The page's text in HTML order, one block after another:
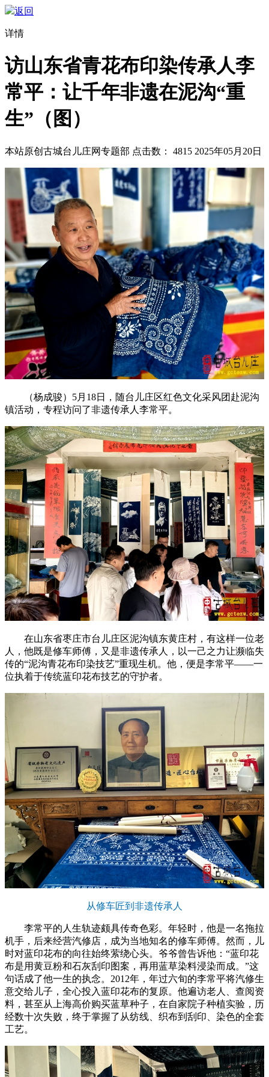
返回
详情
访山东省青花布印染传承人李
常平：让千年非遗在泥沟“重
生”（图）
本站原创 古城台儿庄网专题部 点击数： 4815 2025年05月20日
（杨成骏）5月18日，随台儿庄区红色文化采风团赴泥沟
镇活动，专程访问了非遗传承人李常平。
在山东省枣庄市台儿庄区泥沟镇东黄庄村，有这样一位老
人，他既是修车师傅，又是非遗传承人，以一己之力让濒临失
传的“泥沟青花布印染技艺”重现生机。他，便是李常平——一
位执着于传统蓝印花布技艺的守护者。
从修车匠到非遗传承人
李常平的人生轨迹颇具传奇色彩。年轻时，他是一名拖拉
机手，后来经营汽修店，成为当地知名的修车师傅。然而，儿
时对蓝印花布的向往始终萦绕心头。爷爷曾告诉他：“蓝印花
布是用黄豆粉和石灰刮印图案，再用蓝草染料浸染而成。”这
句话成了他一生的执念。2012年，年过六旬的李常平将汽修生
意交给儿子，全心投入蓝印花布的复原。他遍访老人、查阅资
料，甚至从上海高价购买蓝草种子，在自家院子种植实验，历
经数十次失败，终于掌握了从纺线、织布到刮印、染色的全套
工艺。